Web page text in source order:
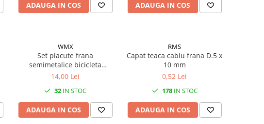
ADAUGA IN COS ADAUGA IN COS
WMX
Set placute frana
semimetalice bicicleta
Shimano Deore BRM515
14,00 Lei
32 IN STOC
ADAUGA IN COS
RMS
Capat teaca cablu frana D.5 x
10 mm
0,52 Lei
178IN STOC
ADAUGA IN COS